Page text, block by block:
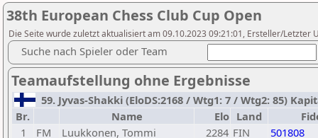
38th European Chess Club Cup Open
Die Seite wurde zuletzt aktualisiert am 09.10.2023 09:21:01, Ersteller/Letzter
Suche nach Spieler oder Team
Teamaufstellung ohne Ergebnisse
59. Jyvas-Shakki (EloDS:2168 / Wtg1: 7 / Wtg2: 85)
Br.
Name Elo Land
1
FM Luukkonen, Tommi 2284 FIN
501808